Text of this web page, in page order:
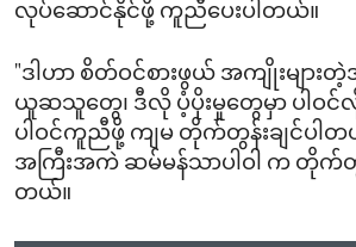
လုပ်ဆောင်နိုင်ဖို့ ကူညီပေးပါတယ်။
"ဒါဟာ စိတ်ဝင်စားဖွယ် အကျိုးများ
ယူဆသူ‌တွေ၊ ဒီလို ပံ့ပိုးမှုတွေမှာ ပါ
ပါဝင်ကူညီဖို့ ကျမ တိုက်တွန်းချင်ပါတ
အကြီးအကဲ ဆမ်မန်သာပါဝါ က တိုက်တွ
တယ်။